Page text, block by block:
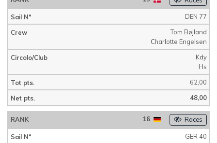
DEN 77
Tom Bøjland
Charlotte Engelsen
Kdy
Hs
62,00
48,00
16 Races
GER 40